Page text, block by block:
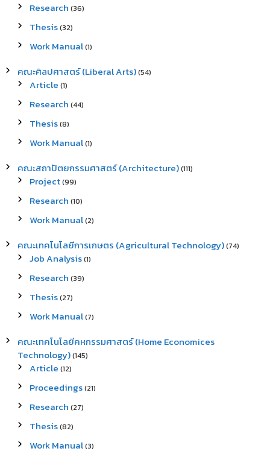
Research (36)
Thesis(32)
Work Manual(1)
คณะศิลปศาสตร์ (Liberal Arts)(54)
Article (1)
Research (44)
Thesis(8)
Work Manual(1)
คณะสถาปัตยกรรมศาสตร์ (Architecture)(111)
Project(99)
Research (10)
Work Manual(2)
คณะเทคโนโลยีการเกษตร (Agricultural Technology)(74)
Job Analysis(1)
Research (39)
Thesis(27)
Work Manual(7)
คณะเทคโนโลยีคหกรรมศาสตร์ (Home Economices
Technology)(145)
Article (12)
Proceedings(21)
Research (27)
Thesis(82)
Work Manual(3)